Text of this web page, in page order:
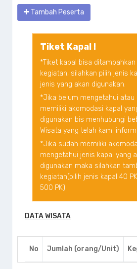
Tambah Peserta
Tiket Kapal !
*Tiket kapal bisa
kegiatan, silahkan pilih jenis
jenis yang akan digunakan.
*Jika belum mengetahui atau
memiliki akomodasi kapal
digunakan bis menhubungi
Wisata yang telah kami
*Jika sudah memiliki
mengetahui jenis kapal yang
digunakan maka silahkan
kegiatan(pilih jenis kapal 40
500 PK)
DATA WISATA
No Jumlah (orang/Unit)